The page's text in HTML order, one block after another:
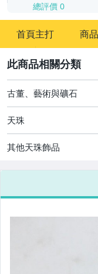
總評價 0
首頁主打 商
其它
[全店] 追蹤本賣場立減
古董、藝術與礦石
天珠
其他天珠飾品